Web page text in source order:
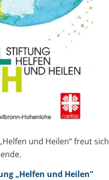
und Heilen“ freut sich
„Helfen und Heilen“